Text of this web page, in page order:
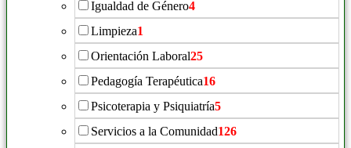
Igualdad de Género4
Limpieza1
Orientación Laboral25
Pedagogía Terapéutica16
Psicoterapia y Psiquiatría5
Servicios a la Comunidad126